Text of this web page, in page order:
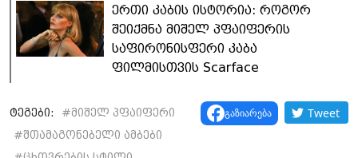
ერთი კაბის ისტორია: როგორ
შეიქმნა მიშელ პფაიფერის
საფირონისფერი კაბა
ფილმისთვის Scarface
ტეგები: #მიშელ პფაიფერი
#შთამაგონებელი ამბები
გაზიარება Tweet